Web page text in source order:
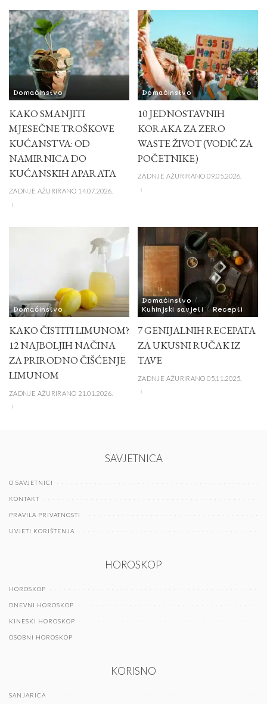
Domaćinstvo
KAKO SMANJITI
MJESEČNE TROŠKOVE
KUĆANSTVA: OD
NAMIRNICA DO
KUĆANSKIH APARATA
ZADNJE AŽURIRANO 14.07.2026.
Domaćinstvo
10 JEDNOSTAVNIH
KORAKA ZA ZERO
WASTE ŽIVOT (VODIČ ZA
POČETNIKE)
ZADNJE AŽURIRANO 09.05.2026.
Domaćinstvo
KAKO ČISTITI LIMUNOM?
12 NAJBOLJIH NAČINA
ZA PRIRODNO ČIŠĆENJE
LIMUNOM
ZADNJE AŽURIRANO 21.01.2026.
Domaćinstvo
Kuhinjski savjeti
Recepti
7 GENIJALNIH RECEPATA
ZA UKUSNI RUČAK IZ
TAVE
ZADNJE AŽURIRANO 05.11.2025.
SAVJETNICA
O SAVJETNICI
KONTAKT
PRAVILA PRIVATNOSTI
UVJETI KORIŠTENJA
HOROSKOP
HOROSKOP
DNEVNI HOROSKOP
KINESKI HOROSKOP
OSOBNI HOROSKOP
KORISNO
SANJARICA